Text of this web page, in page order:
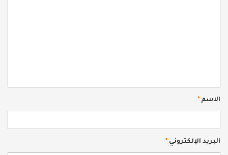
الاسم*
البريد الإلكتروني*